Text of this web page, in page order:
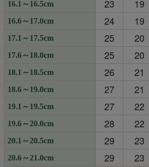
16.1～16.5cm 23 19
16.6～17.0cm 24 19
17.1～17.5cm 25 20
17.6～18.0cm 25 20
18.1～18.5cm 26 21
18.6～19.0cm 27 21
19.1～19.5cm 27 22
19.6～20.0cm 28 22
20.1～20.5cm 29 23
20.6～21.0cm 29 23